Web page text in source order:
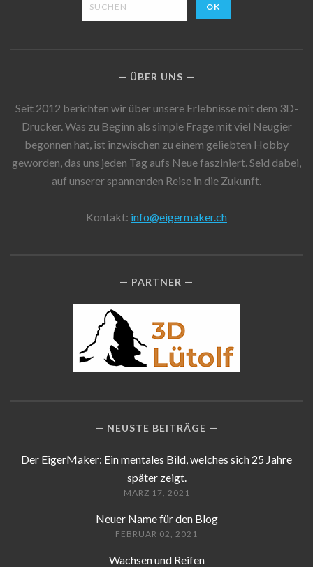
ÜBER UNS
Seit 2012 berichten wir über unsere Erlebnisse mit dem 3D-
Drucker. Was zu Beginn als simple Frage mit viel Neugier
begonnen hat, ist inzwischen zu einem geliebten Hobby
geworden, das uns jeden Tag aufs Neue fasziniert. Seid dabei,
auf unserer spannenden Reise in die Zukunft.
Kontakt: info@eigermaker.ch
PARTNER
NEUSTE BEITRÄGE
Der EigerMaker: Ein mentales Bild, welches sich 25 Jahre
später zeigt.
MÄRZ 17, 2021
Neuer Name für den Blog
FEBRUAR 02, 2021
Wachsen und Reifen